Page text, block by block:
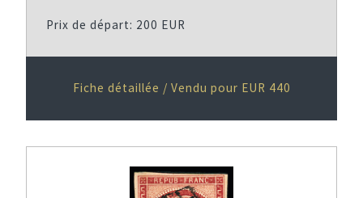
Prix de départ: 200 EUR
Fiche détaillée / Vendu pour EUR 440